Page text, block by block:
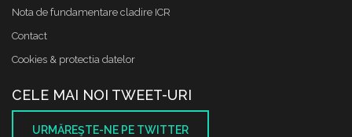
Nota de fundamentare cladire ICR
Contact
Cookies & protectia datelor
CELE MAI NOI TWEET-URI
URMĂREŞTE-NE PE TWITTER